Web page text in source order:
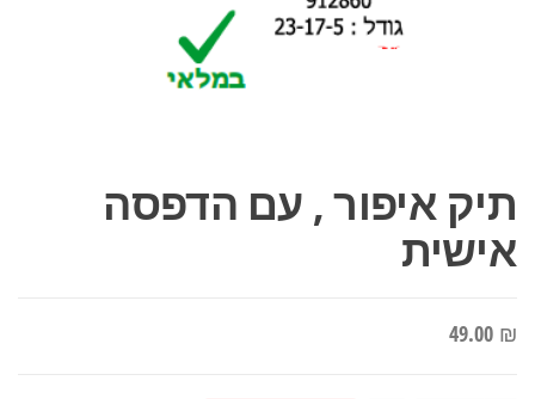
תיק איפור , עם הדפסה
אישית
49.00 ₪